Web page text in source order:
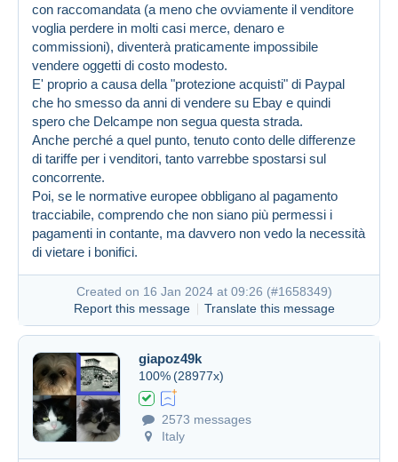
Created on 16 Jan 2024 at 07:58
con raccomandata (a meno che ovviamente il venditore
voglia perdere in molti casi merce, denaro e
commissioni), diventerà praticamente impossibile
vendere oggetti di costo modesto.
E' proprio a causa della "protezione acquisti" di Paypal
che ho smesso da anni di vendere su Ebay e quindi
spero che Delcampe non segua questa strada.
Anche perché a quel punto, tenuto conto delle differenze
di tariffe per i venditori, tanto varrebbe spostarsi sul
concorrente.
Poi, se le normative europee obbligano al pagamento
tracciabile, comprendo che non siano più permessi i
pagamenti in contante, ma davvero non vedo la necessità
di vietare i bonifici.
Created on 16 Jan 2024 at 09:26 (#1658349)
Report this message
Translate this message
giapoz49k
100% (28977x)
2573 messages
Italy